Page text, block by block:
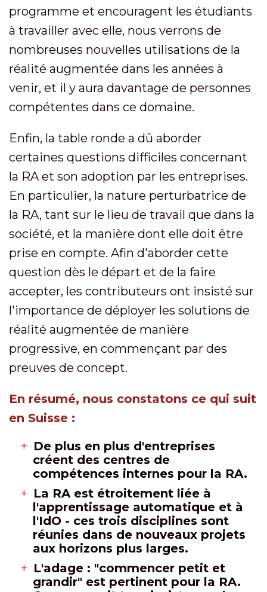
programme et encouragent les étudiants
à travailler avec elle, nous verrons de
nombreuses nouvelles utilisations de la
réalité augmentée dans les années à
venir, et il y aura davantage de personnes
compétentes dans ce domaine.
Enfin, la table ronde a dû aborder
certaines questions difficiles concernant
la RA et son adoption par les entreprises.
En particulier, la nature perturbatrice de
la RA, tant sur le lieu de travail que dans la
société, et la manière dont elle doit être
prise en compte. Afin d'aborder cette
question dès le départ et de la faire
accepter, les contributeurs ont insisté sur
l'importance de déployer les solutions de
réalité augmentée de manière
progressive, en commençant par des
preuves de concept.
En résumé, nous constatons ce qui suit
en Suisse :
De plus en plus d'entreprises
créent des centres de
compétences internes pour la RA.
La RA est étroitement liée à
l'apprentissage automatique et à
l'IdO - ces trois disciplines sont
réunies dans de nouveaux projets
aux horizons plus larges.
L'adage : "commencer petit et
grandir" est pertinent pour la RA.